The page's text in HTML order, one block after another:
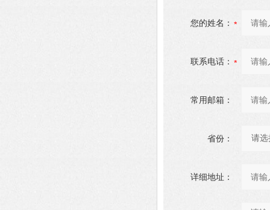
您的姓名：
联系电话：
常用邮箱：
省份：
详细地址：